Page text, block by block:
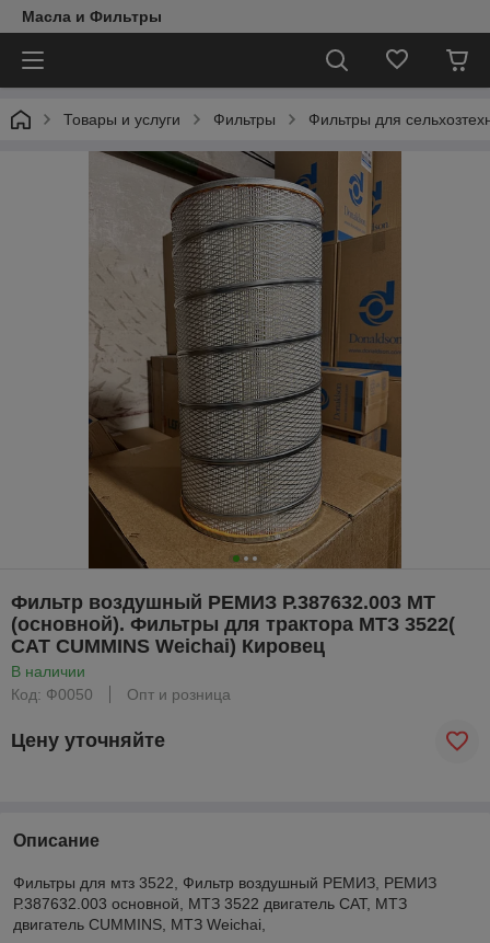
Масла и Фильтры
Товары и услуги Фильтры Фильтры для
Фильтр воздушный РЕМИЗ Р.387632.003 МТ
(основной). Фильтры для трактора МТЗ 3522(
САТ СUMMINS Weichai) Кировец
В наличии
Код: Ф0050
Опт и розница
Цену уточняйте
Описание
Фильтры для мтз 3522, Фильтр воздушный РЕМИЗ, РЕМИЗ
Р.387632.003 основной, МТЗ 3522 двигатель САТ, МТЗ
двигатель CUMMINS, МТЗ Weichai,